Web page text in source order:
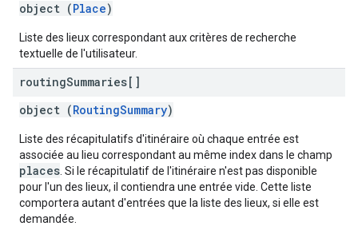
object (Place)
Liste des lieux correspondant aux critères de recherche
textuelle de l'utilisateur.
routingSummaries[]
object (RoutingSummary)
Liste des récapitulatifs d'itinéraire où chaque entrée est
associée au lieu correspondant au même index dans le champ
places . Si le récapitulatif de l'itinéraire n'est pas disponible
pour l'un des lieux, il contiendra une entrée vide. Cette liste
comportera autant d'entrées que la liste des lieux, si elle est
demandée.